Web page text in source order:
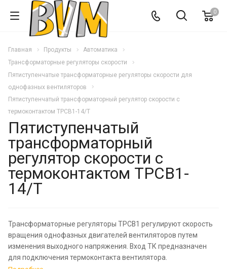
0
Главная Продукты
Автоматика
Трансформаторные регуляторы скорости
Пятиступенчатые трансформаторные регуляторы скорости для
однофазных вентиляторов
Пятиступенчатый трансформаторный регулятор скорости с
термоконтактом ТРСВ1-14/Т
Пятиступенчатый
трансформаторный
регулятор скорости с
термоконтактом ТРСВ1-
14/Т
Трансформаторные регуляторы ТРСВ1 регулируют скорость
вращения однофазных двигателей вентиляторов путем
изменения выходного напряжения. Вход ТК предназначен
для подключения термоконтакта вентилятора.